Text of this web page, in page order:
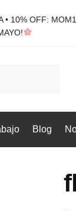
• 10% OFF:
Blog